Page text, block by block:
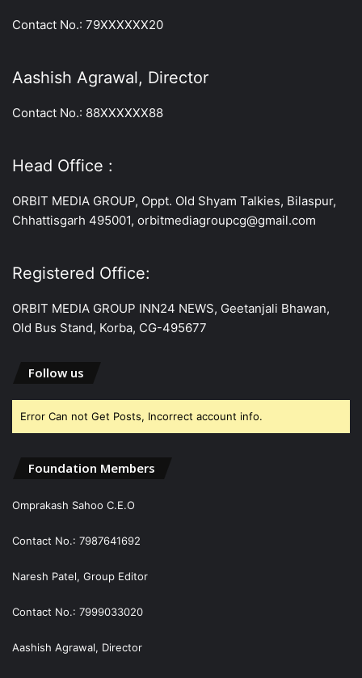
Contact No.: 79XXXXXX20
Aashish Agrawal, Director
Contact No.: 88XXXXXX88
Head Office :
ORBIT MEDIA GROUP, Oppt. Old Shyam Talkies, Bilaspur,
Chhattisgarh 495001, orbitmediagroupcg@gmail.com
Registered Office:
ORBIT MEDIA GROUP INN24 NEWS, Geetanjali Bhawan,
Old Bus Stand, Korba, CG-495677
Follow us
Error Can not Get Posts, Incorrect account info.
Foundation Members
Omprakash Sahoo C.E.O
Contact No.: 7987641692
Naresh Patel, Group Editor
Contact No.: 7999033020
Aashish Agrawal, Director